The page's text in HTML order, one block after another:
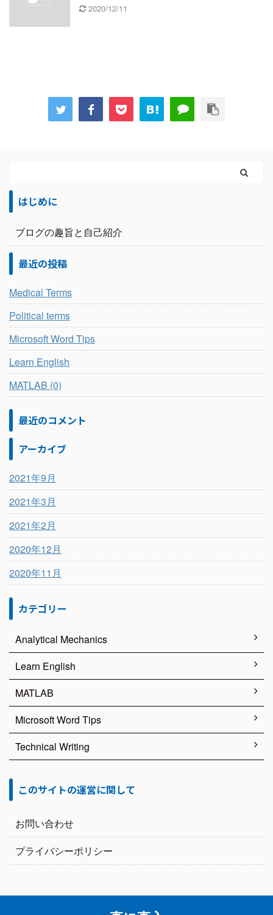
2020/12/11
はじめに
ブログの趣旨と自己紹介
最近の投稿
Medical Terms
Political terms
Microsoft Word Tips
Learn English
MATLAB (0)
最近のコメント
アーカイブ
2021年9月
2021年3月
2021年2月
2020年12月
2020年11月
カテゴリー
Analytical Mechanics
Learn English
MATLAB
Microsoft Word Tips
Technical Writing
このサイトの運営に関して
お問い合わせ
プライバシーポリシー